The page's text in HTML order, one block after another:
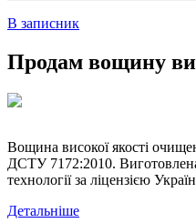
В записник
Продам вощину
Вощина високої якості
ДСТУ 7172:2010.
технології за ліцензією
Детальніше